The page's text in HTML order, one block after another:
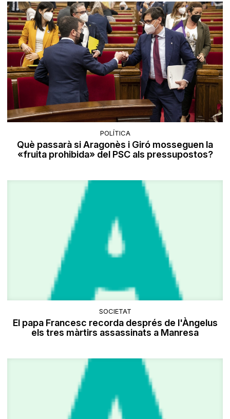
POLÍTICA
Què passarà si Aragonès i Giró mosseguen la
«fruita prohibida» del PSC als pressupostos?
SOCIETAT
El papa Francesc recorda després de l'Àngelus
els tres màrtirs assassinats a Manresa